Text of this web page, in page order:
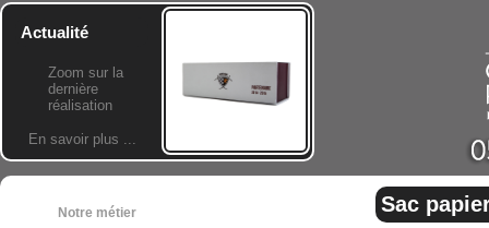
Actualité
Zoom sur la
dernière
réalisation
En savoir plus ...
Notre métier
Sac